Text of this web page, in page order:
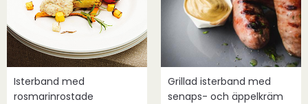
Isterband med
rosmarinrostade
Grillad isterband med
senaps- och äppelkräm